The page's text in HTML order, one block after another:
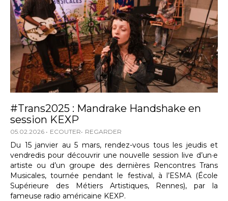
#Trans2025 : Mandrake Handshake en
session KEXP
05.02.2026 ECOUTER REGARDER
Du 15 janvier au 5 mars, rendez-vous tous les jeudis et
vendredis pour découvrir une nouvelle session live d’un·e
artiste ou d’un groupe des dernières Rencontres Trans
Musicales, tournée pendant le festival, à l’ESMA (École
Supérieure des Métiers Artistiques, Rennes), par la
fameuse radio américaine KEXP.